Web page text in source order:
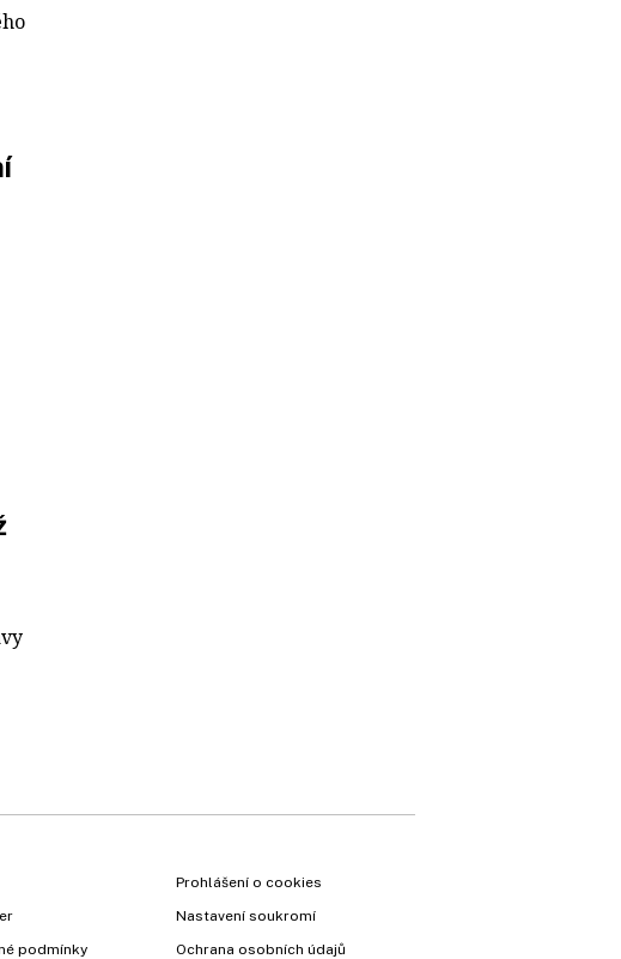
podmínky
Prohlášení o cookies
Nastavení soukromí
Ochrana osobních údajů